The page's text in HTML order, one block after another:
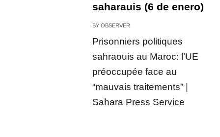
saharauis (6 de enero)
BYOBSERVER
Prisonniers politiques
sahraouis au Maroc: l’UE
préoccupée face au
“mauvais traitements” |
Sahara Press Service